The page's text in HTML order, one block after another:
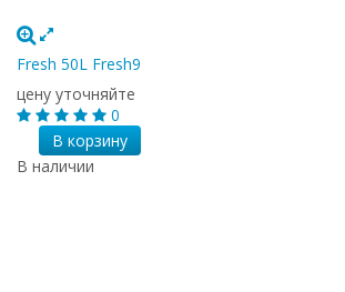
Fresh 50L Fresh9
цену уточняйте
0
В корзину
В наличии